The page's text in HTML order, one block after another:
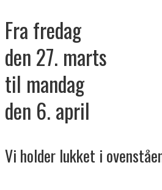
Fra fredag
den 27. marts
til mandag
den 6. april
Vi holder lukket i